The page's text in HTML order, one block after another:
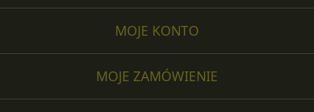
MOJE ZAMÓWIENIE
MOJE KONTO